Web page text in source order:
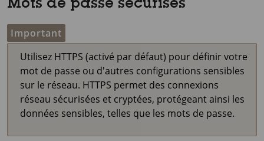
Mots de passe sécurisés
Important
Utilisez HTTPS (activé par défaut) pour définir votre
mot de passe ou d'autres configurations sensibles
sur le réseau. HTTPS permet des connexions
réseau sécurisées et cryptées, protégeant ainsi les
données sensibles, telles que les mots de passe.